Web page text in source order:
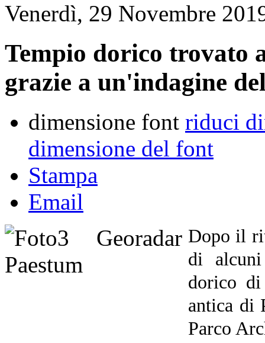
Venerdì, 29 Novembre
Tempio dorico trovato
grazie a un'indagine
dimensione font riduci
dimensione del font
Stampa
Email
Dopo il
di
dorico
antica di
Parco